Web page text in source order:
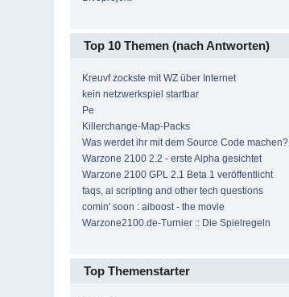
Top 10 Themen (nach Antworten)
Kreuvf zockste mit WZ über Internet
kein netzwerkspiel startbar
Pe
Killerchange-Map-Packs
Was werdet ihr mit dem Source Code machen?
Warzone 2100 2.2 - erste Alpha gesichtet
Warzone 2100 GPL 2.1 Beta 1 veröffentlicht
faqs, ai scripting and other tech questions
comin' soon : aiboost - the movie
Warzone2100.de-Turnier :: Die Spielregeln
Top Themenstarter